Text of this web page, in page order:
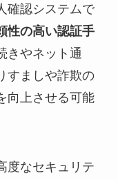
確認システムで
性の高い認証手
きやネット通
すましや詐欺の
向上させる可能
度なセキュリテ